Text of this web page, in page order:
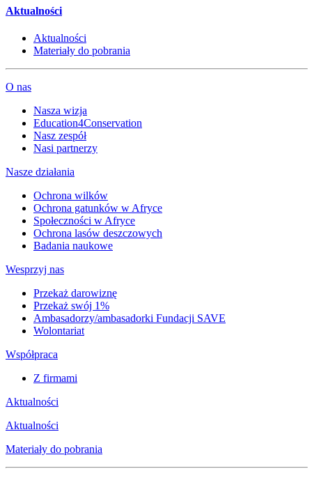
Aktualności
Aktualności
Materiały do pobrania
O nas
Nasza wizja
Education4Conservation
Nasz zespół
Nasi partnerzy
Nasze działania
Ochrona wilków
Ochrona gatunków w Afryce
Społeczności w Afryce
Ochrona lasów deszczowych
Badania naukowe
Wesprzyj nas
Przekaż darowiznę
Przekaż swój 1%
Ambasadorzy/ambasadorki Fundacji SAVE
Wolontariat
Współpraca
Z firmami
Aktualności
Aktualności
Materiały do pobrania